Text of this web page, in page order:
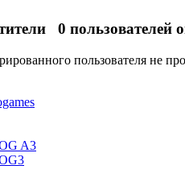
0 пользователей
пользователя не
A3